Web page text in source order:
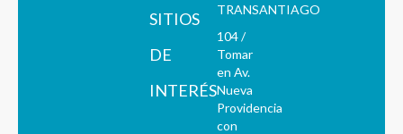
SITIOS
DE
INTERÉS
TRANSANTIAGO
104 /
Tomar
en Av.
Nueva
Providencia
con